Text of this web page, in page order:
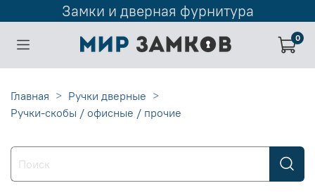
Замки и дверная фурнитура
0
Главная
Ручки дверные
Ручки-скобы / офисные / прочие